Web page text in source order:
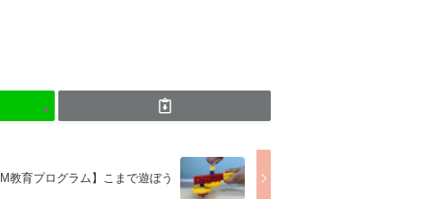
教育プログラム】こまで遊ぼう